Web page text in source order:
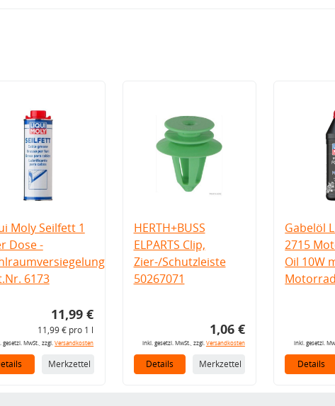
Moly Seilfett 1
Dose -
6173
11,99 €
11,99 € pro 1 l
gesetzl. MwSt., zzgl.Versandkosten
Merkzettel
HERTH+BUSS
ELPARTS Clip,
Zier-/Schutzleiste
50267071
1,06 €
inkl. gesetzl. MwSt., zzgl. Versandkosten
Details Merkzettel
Gabelöl
2715
Oil 10W
inkl. gesetzl.
Details